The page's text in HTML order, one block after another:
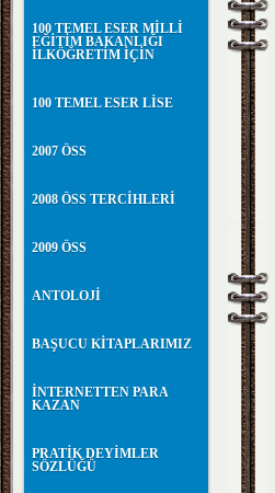
100 TEMEL ESER MİLLİ
EĞİTİM BAKANLIĞI
İLKÖĞRETİM İÇİN
100 TEMEL ESER LİSE
2007 ÖSS
2008 ÖSS TERCİHLERİ
2009 ÖSS
ANTOLOJİ
BAŞUCU KİTAPLARIMIZ
İNTERNETTEN PARA
KAZAN
PRATİK DEYİMLER
SÖZLÜĞÜ